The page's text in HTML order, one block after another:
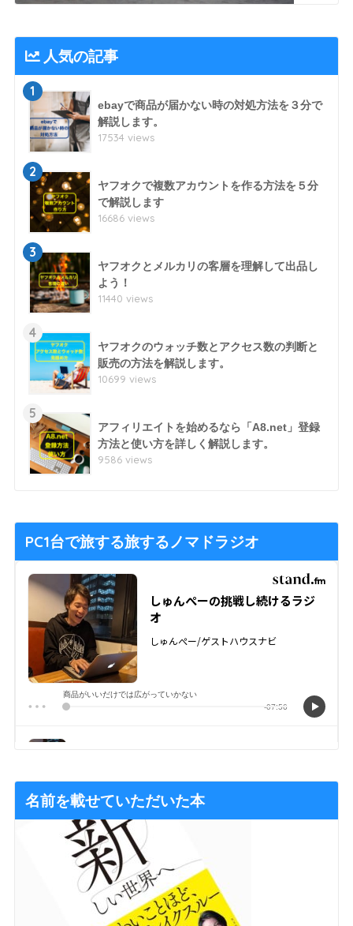
人気の記事
1
ebayで商品が届かない時の対処方法を３分で
解説します。
17534 views
2
ヤフオクで複数アカウントを作る方法を５分
で解説します
16686 views
3
ヤフオクとメルカリの客層を理解して出品し
よう！
11440 views
4
ヤフオクのウォッチ数とアクセス数の判断と
販売の方法を解説します。
10699 views
5
アフィリエイトを始めるなら「A8.net」登録
方法と使い方を詳しく解説します。
9586 views
PC1台で旅する旅するノマドラジオ
名前を載せていただいた本